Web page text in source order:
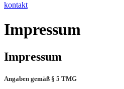
kontakt
Impressum
Impressum
Angaben gemäß § 5 TMG